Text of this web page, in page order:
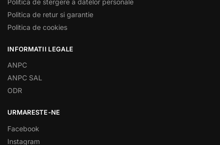
Politica de retur si garantie
Politica de cookies
INFORMATII LEGALE
ANPC
ANPC SAL
ODR
URMARESTE-NE
Facebook
Instagram